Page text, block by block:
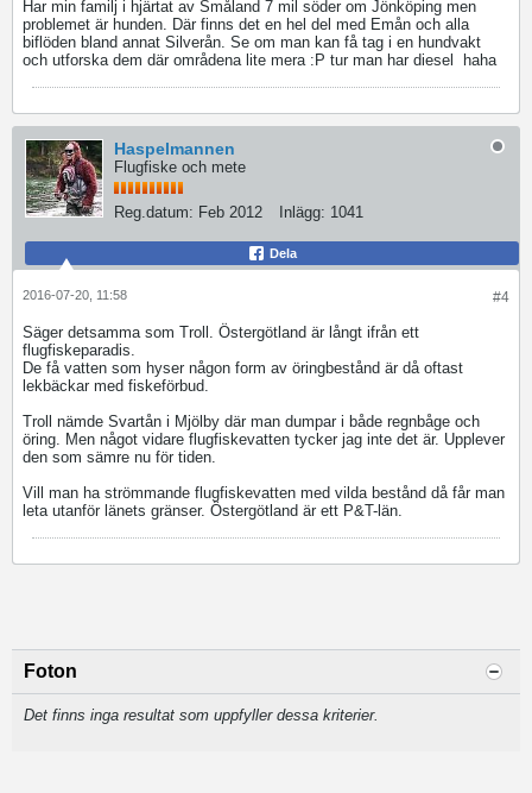
Har min familj i hjärtat av Småland 7 mil söder om Jönköping men
problemet är hunden. Där finns det en hel del med Emån och alla
biflöden bland annat Silverån. Se om man kan få tag i en hundvakt
och utforska dem där områdena lite mera :P tur man har diesel
haha
Haspelmannen
Flugfiske och mete
Reg.datum: Feb 2012 Inlägg: 1041
Dela
#4
2016-07-20, 11:58
Säger detsamma som Troll. Östergötland är långt ifrån ett
flugfiskeparadis.
De få vatten som hyser någon form av öringbestånd är då oftast
lekbäckar med fiskeförbud.
Troll nämde Svartån i Mjölby där man dumpar i både regnbåge och
öring. Men något vidare flugfiskevatten tycker jag inte det är. Upplever
den som sämre nu för tiden.
Vill man ha strömmande flugfiskevatten med vilda bestånd då får man
leta utanför länets gränser. Östergötland är ett P&T-län.
Foton
Det finns inga resultat som uppfyller dessa kriterier.